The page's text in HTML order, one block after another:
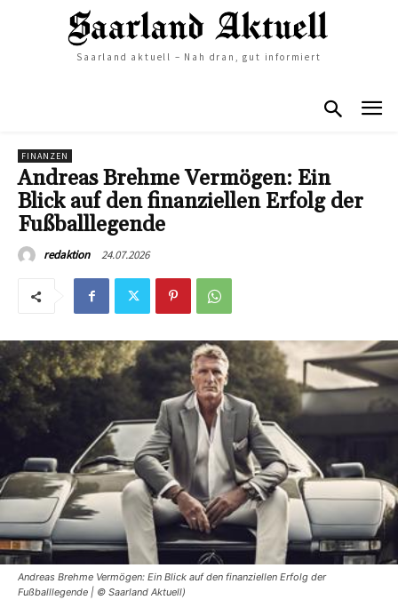
Saarland aktuell – Nah dran, gut informiert
FINANZEN
Andreas Brehme Vermögen: Ein
Blick auf den finanziellen Erfolg der
Fußballlegende
redaktion 24.07.2026
Andreas Brehme Vermögen: Ein Blick auf den finanziellen Erfolg der
Fußballlegende | © Saarland Aktuell)